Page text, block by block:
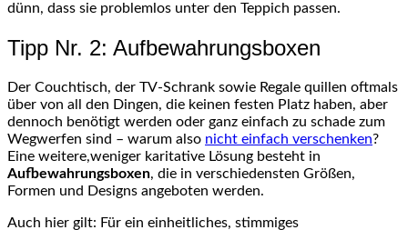
dünn, dass sie problemlos unter den Teppich passen.
Tipp Nr. 2: Aufbewahrungsboxen
Der Couchtisch, der TV-Schrank sowie Regale quillen oftmals
über von all den Dingen, die keinen festen Platz haben, aber
dennoch benötigt werden oder ganz einfach zu schade zum
Wegwerfen sind – warum also nicht einfach verschenken?
Eine weitere,weniger karitative Lösung besteht in
Aufbewahrungsboxen, die in verschiedensten Größen,
Formen und Designs angeboten werden.
Auch hier gilt: Für ein einheitliches, stimmiges